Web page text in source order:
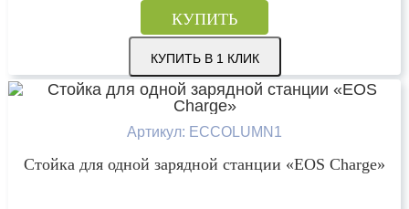
КУПИТЬ
КУПИТЬ В 1 КЛИК
Артикул: ECCOLUMN1
Стойка для одной зарядной станции «EOS Charge»